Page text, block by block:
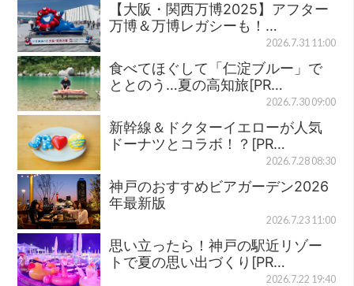
【大阪・関西万博2025】アフター
万博＆万博レガシーも！…
2026.7.31 11:00
食べてほぐして「仁淀ブルー」で
ととのう…夏の高知旅[PR…
2026.7.30 09:00
新幹線＆ドクターイエローが人気
ドーナツとコラボ！？[PR…
2026.7.28 08:30
神戸のおすすめビアガーデン2026
年最新版
2026.7.23 11:00
思い立ったら！神戸の駅近リゾー
トで夏の思い出づくり[PR…
2026.7.22 19:40